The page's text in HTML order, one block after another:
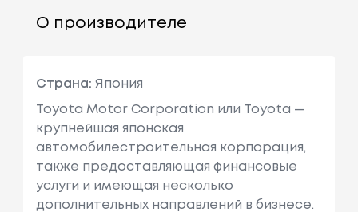
О производителе
Страна: Япония
Toyota Motor Corporation или Toyota —
крупнейшая японская
автомобилестроительная корпорация,
также предоставляющая финансовые
услуги и имеющая несколько
дополнительных направлений в бизнесе.